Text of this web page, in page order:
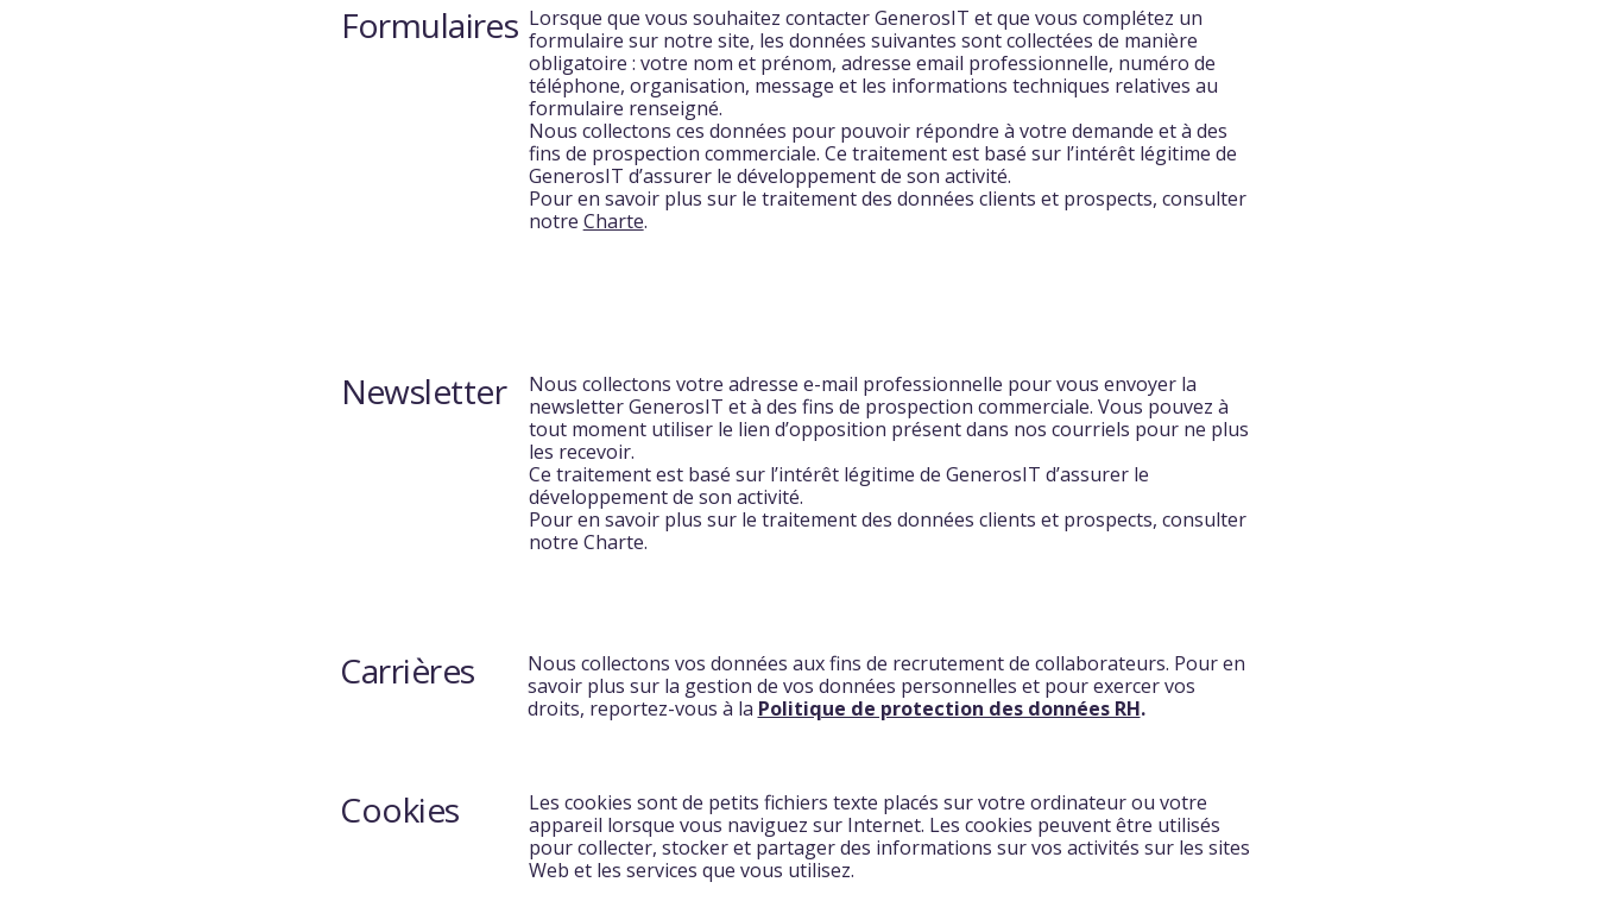
Lorsque que vous souhaitez contacter GenerosIT et que vous complétez un
formulaire sur notre site, les données suivantes sont collectées de manière
obligatoire : votre nom et prénom, adresse email professionnelle, numéro de
téléphone, organisation, message et les informations techniques relatives au
formulaire renseigné.
Nous collectons ces données pour pouvoir répondre à votre demande et à des
fins de prospection commerciale. Ce traitement est basé sur l’intérêt légitime de
GenerosIT d’assurer le développement de son activité.
Pour en savoir plus sur le traitement des données clients et prospects, consulter
notre Charte.
Formulaires
Newsletter
Nous collectons votre adresse e-mail professionnelle pour vous envoyer la
newsletter GenerosIT et à des fins de prospection commerciale. Vous pouvez à
tout moment utiliser le lien d’opposition présent dans nos courriels pour ne plus
les recevoir.
Ce traitement est basé sur l’intérêt légitime de GenerosIT d’assurer le
développement de son activité.
Pour en savoir plus sur le traitement des données clients et prospects, consulter
notre Charte.
Carrières
Nous collectons vos données aux fins de recrutement de collaborateurs. Pour en
savoir plus sur la gestion de vos données personnelles et pour exercer vos
droits, reportez-vous à la Politique de protection des données RH.
Cookies
Les cookies sont de petits fichiers texte placés sur votre ordinateur ou votre
appareil lorsque vous naviguez sur Internet. Les cookies peuvent être utilisés
pour collecter, stocker et partager des informations sur vos activités sur les sites
Web et les services que vous utilisez.